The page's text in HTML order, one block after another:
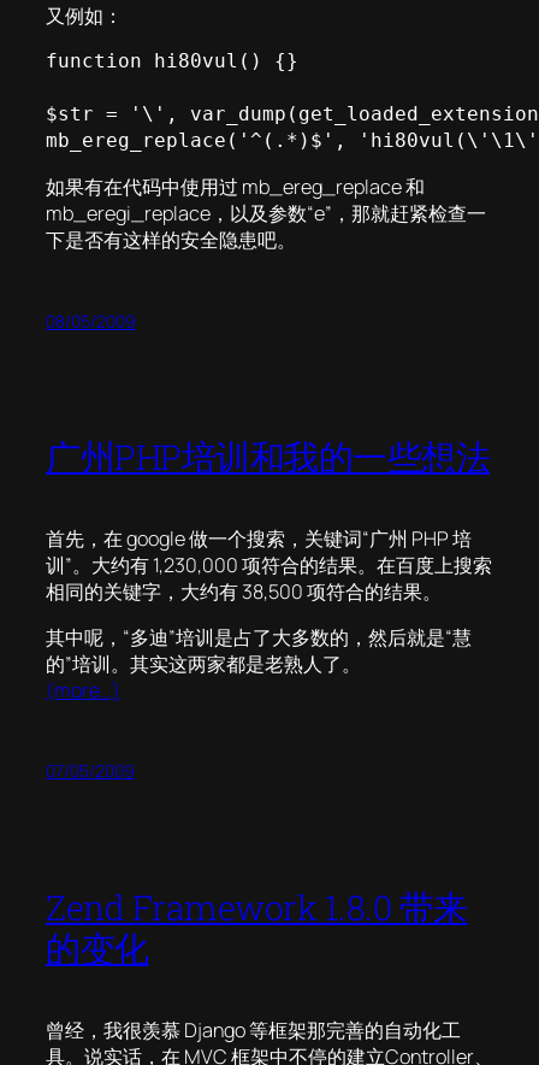
又例如：
function hi80vul() {}
$str = '\',
mb_ereg_replace('^(.*)$',
如果有在代码中使用过 mb_ereg_replace 和
mb_eregi_replace，以及参数“e”，那就赶紧检查一
下是否有这样的安全隐患吧。
08/05/2009
广州PHP培训和我的一些想法
首先，在 google 做一个搜索，关键词“广州 PHP 培
训”。大约有 1,230,000 项符合的结果。在百度上搜索
相同的关键字，大约有 38,500 项符合的结果。
其中呢，“多迪”培训是占了大多数的，然后就是“慧
的”培训。其实这两家都是老熟人了。
(more…)
07/05/2009
Zend Framework 1.8.0 带来
的变化
曾经，我很羡慕 Django 等框架那完善的自动化工
具。说实话，在 MVC 框架中不停的建立Controller、